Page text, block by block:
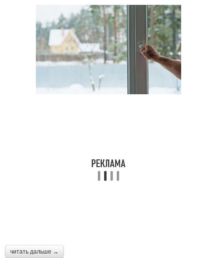
читать дальше →